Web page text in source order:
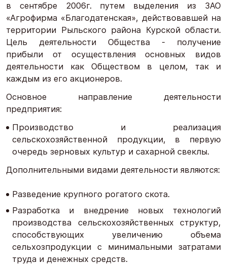
в сентябре 2006г. путем выделения из ЗАО
«Агрофирма «Благодатенская», действовавшей на
территории Рыльского района Курской области.
Цель деятельности Общества - получение
прибыли от осуществления основных видов
деятельности как Обществом в целом, так и
каждым из его акционеров.
Основное направление деятельности
предприятия:
Производство и реализация
сельскохозяйственной продукции, в первую
очередь зерновых культур и сахарной свеклы.
Дополнительными видами деятельности являются:
Разведение крупного рогатого скота.
Разработка и внедрение новых технологий
производства сельскохозяйственных структур,
способствующих увеличению объема
сельхозпродукции с минимальными затратами
труда и денежных средств.